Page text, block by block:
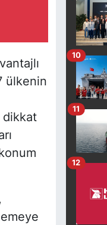
ülkenin
dikkat
10
11
12